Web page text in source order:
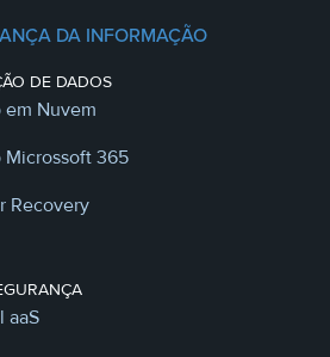
DA INFORMAÇÃO
DE DADOS
em Nuvem
Microssoft 365
Recovery
aaS